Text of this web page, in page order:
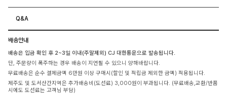
Q&A
배송안내
배송은 입금 확인 후 2~3일 이내(주말제외) CJ 대한통운으로 발송됩니다.
단, 주문량이 폭주하는 경우 배송이 지연될 수 있으니 양해바랍니다.
무료배송은 순수 결제금액 6만원 이상 구매시(할인 및 적립금 제외한 금액) 적용됩니다.
제주도 및 도서산간지역은 추가배송비(도선료) 3,000원이 부과됩니다. (무료배송,교환/반품
시에도 도선료는 고객님 부담)